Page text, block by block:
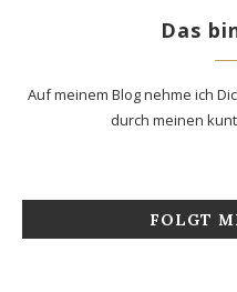
Das
Auf meinem Blog nehme ich
durch meinen
FOLGT